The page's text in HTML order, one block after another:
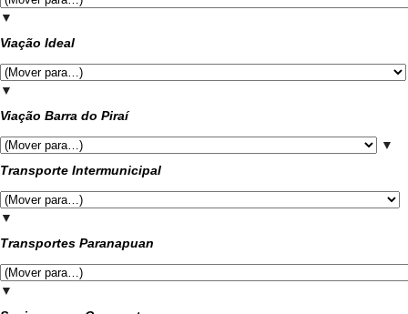
▼
Viação Ideal
▼
Viação Barra do Piraí
▼
Transporte Intermunicipal
▼
Transportes Paranapuan
▼